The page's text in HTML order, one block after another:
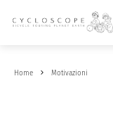
Home Motivazioni